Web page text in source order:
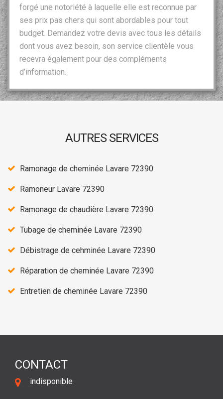
forgé une notoriété à laquelle elle est reconnue par
ses prix pas chers qui sont abordables pour tout
budget. Demandez votre devis avec tous les détails
dont vous avez besoin, son service clientèle vous
recevra également pour des compléments
d’information.
AUTRES SERVICES
Ramonage de cheminée Lavare 72390
Ramoneur Lavare 72390
Ramonage de chaudière Lavare 72390
Tubage de cheminée Lavare 72390
Débistrage de cehminée Lavare 72390
Réparation de cheminée Lavare 72390
Entretien de cheminée Lavare 72390
CONTACT
indisponible